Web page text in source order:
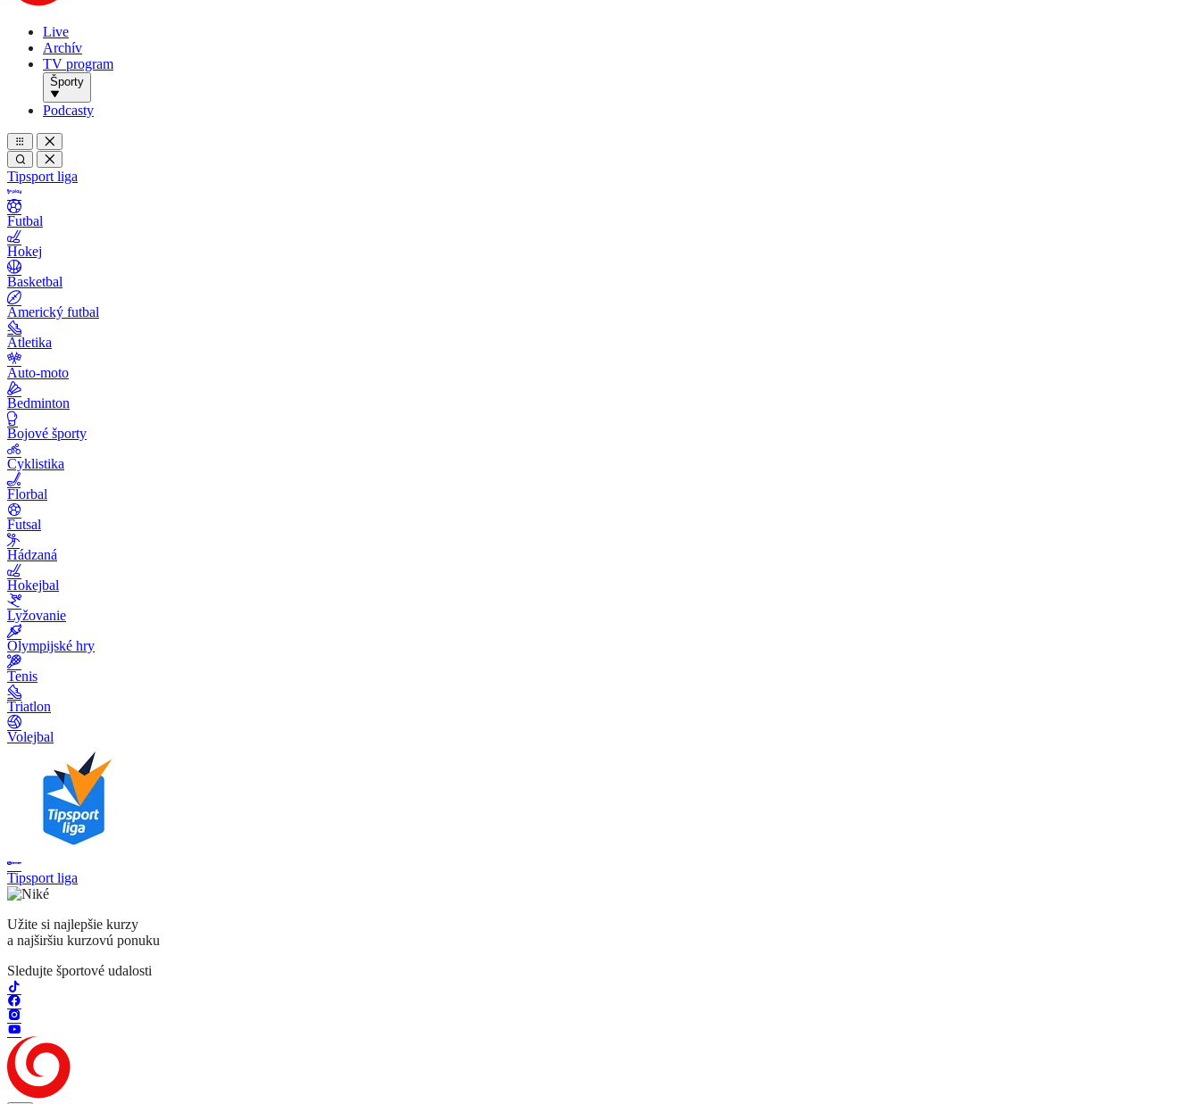
Live
Archív
TV program
Športy
Podcasty
Tipsport liga
Futbal
Hokej
Basketbal
Americký futbal
Atletika
Auto-moto
Bedminton
Bojové športy
Cyklistika
Florbal
Futsal
Hádzaná
Hokejbal
Lyžovanie
Olympijské hry
Tenis
Triatlon
Volejbal
Tipsport liga
Užite si najlepšie kurzy
a najširšiu kurzovú ponuku
Sledujte športové udalosti